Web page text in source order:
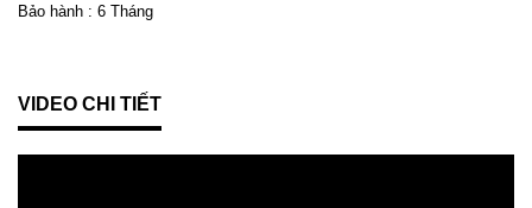
Bảo hành : 6 Tháng
VIDEO CHI TIẾT